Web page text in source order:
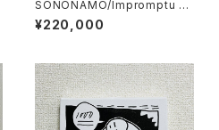
SONONAMO/Impromptu se
ries-Armed Crowds
¥220,000